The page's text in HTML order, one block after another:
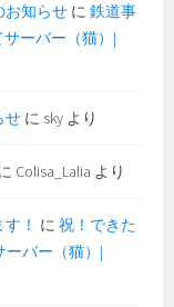
お知らせ に鉄道事
ーバー（猫）|
せ に sky より
Colisa_Lalia より
！ に祝！できた
ーバー（猫）|